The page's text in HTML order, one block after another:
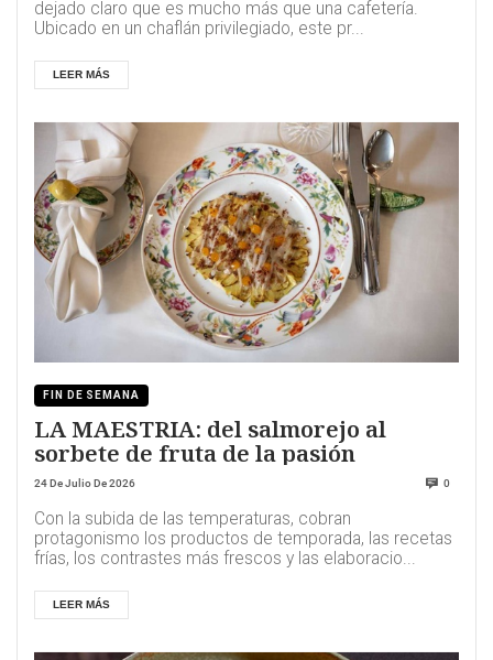
dejado claro que es mucho más que una cafetería.
Ubicado en un chaflán privilegiado, este pr...
LEER MÁS
FIN DE SEMANA
LA MAESTRIA: del salmorejo al
sorbete de fruta de la pasión
24 De Julio De 2026 0
Con la subida de las temperaturas, cobran
protagonismo los productos de temporada, las recetas
frías, los contrastes más frescos y las elaboracio...
LEER MÁS